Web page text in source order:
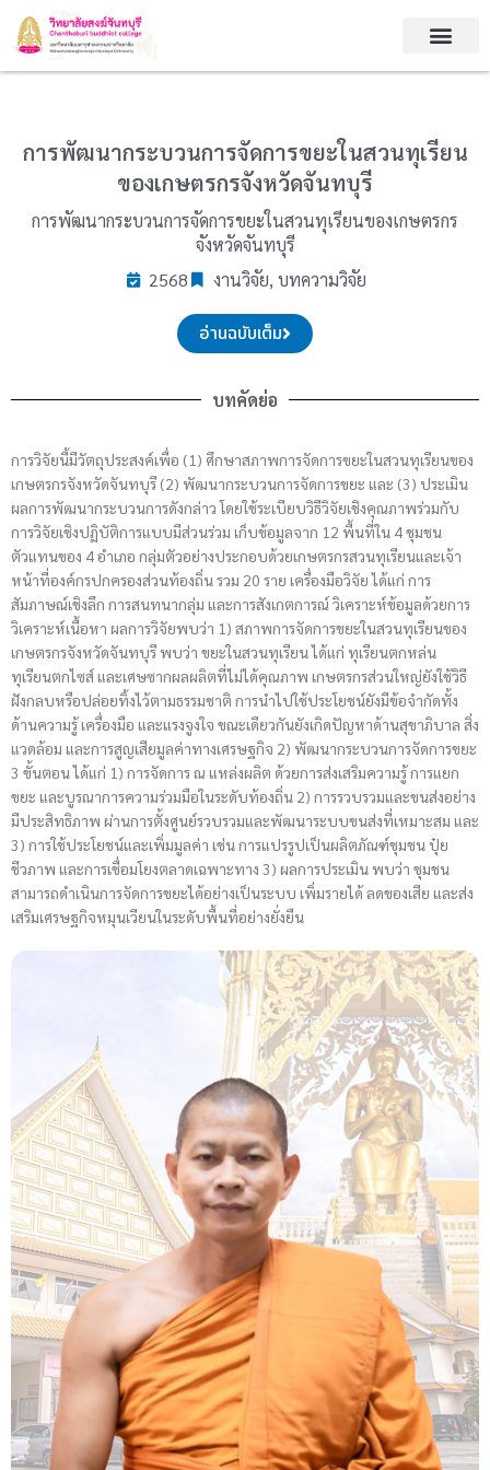
content
การพัฒนากระบวนการจัดการขยะในสวนทุเรียน
ของเกษตรกรจังหวัดจันทบุรี
การพัฒนากระบวนการจัดการขยะในสวนทุเรียนของเกษตรกร
จังหวัดจันทบุรี
2568
งานวิจัย, บทความวิจัย
อ่านฉบับเต็ม
บทคัดย่อ
การวิจัยนี้มีวัตถุประสงค์เพื่อ (1) ศึกษาสภาพการจัดการขยะในสวนทุเรียนของ
เกษตรกรจังหวัดจันทบุรี (2) พัฒนากระบวนการจัดการขยะ และ (3) ประเมิน
ผลการพัฒนากระบวนการดังกล่าว โดยใช้ระเบียบวิธีวิจัยเชิงคุณภาพร่วมกับ
การวิจัยเชิงปฏิบัติการแบบมีส่วนร่วม เก็บข้อมูลจาก 12 พื้นที่ใน 4 ชุมชน
ตัวแทนของ 4 อำเภอ กลุ่มตัวอย่างประกอบด้วยเกษตรกรสวนทุเรียนและเจ้า
หน้าที่องค์กรปกครองส่วนท้องถิ่น รวม 20 ราย เครื่องมือวิจัย ได้แก่ การ
สัมภาษณ์เชิงลึก การสนทนากลุ่ม และการสังเกตการณ์ วิเคราะห์ข้อมูลด้วยการ
วิเคราะห์เนื้อหา ผลการวิจัยพบว่า 1) สภาพการจัดการขยะในสวนทุเรียนของ
เกษตรกรจังหวัดจันทบุรี พบว่า ขยะในสวนทุเรียน ได้แก่ ทุเรียนตกหล่น
ทุเรียนตกไซส์ และเศษซากผลผลิตที่ไม่ได้คุณภาพ เกษตรกรส่วนใหญ่ยังใช้วิธี
ฝังกลบหรือปล่อยทิ้งไว้ตามธรรมชาติ การนำไปใช้ประโยชน์ยังมีข้อจำกัดทั้ง
ด้านความรู้ เครื่องมือ และแรงจูงใจ ขณะเดียวกันยังเกิดปัญหาด้านสุขาภิบาล สิ่ง
แวดล้อม และการสูญเสียมูลค่าทางเศรษฐกิจ 2) พัฒนากระบวนการจัดการขยะ
3 ขั้นตอน ได้แก่ 1) การจัดการ ณ แหล่งผลิต ด้วยการส่งเสริมความรู้ การแยก
ขยะ และบูรณาการความร่วมมือในระดับท้องถิ่น 2) การรวบรวมและขนส่งอย่าง
มีประสิทธิภาพ ผ่านการตั้งศูนย์รวบรวมและพัฒนาระบบขนส่งที่เหมาะสม และ
3) การใช้ประโยชน์และเพิ่มมูลค่า เช่น การแปรรูปเป็นผลิตภัณฑ์ชุมชน ปุ๋ย
ชีวภาพ และการเชื่อมโยงตลาดเฉพาะทาง 3) ผลการประเมิน พบว่า ชุมชน
สามารถดำเนินการจัดการขยะได้อย่างเป็นระบบ เพิ่มรายได้ ลดของเสีย และส่ง
เสริมเศรษฐกิจหมุนเวียนในระดับพื้นที่อย่างยั่งยืน